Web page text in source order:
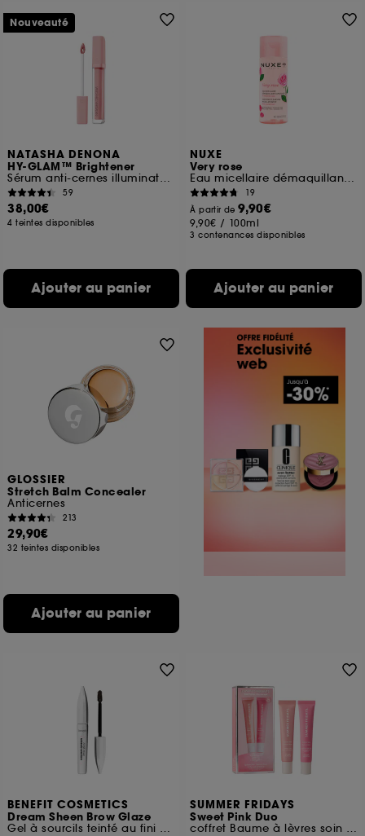
NATASHA DENONA
HY-GLAM™ Brightener
Sérum anti-cernes illuminateur hydratant, éclaircissant
59
38,00€
4 teintes disponibles
Ajouter au panier
Nouveauté
NUXE
Very rose
Eau micellaire démaquillante apaisante
19
À partir de9,90€
9,90€ / 100ml
3 contenances disponibles
Ajouter au panier
GLOSSIER
Stretch Balm Concealer
Anticernes
213
29,90€
32 teintes disponibles
Ajouter au panier
BENEFIT COSMETICS
Dream Sheen Brow Glaze
Gel à sourcils teinté au fini glossy
SUMMER FRIDAYS
Sweet Pink Duo
coffret Baume à lèvres soin hydratant